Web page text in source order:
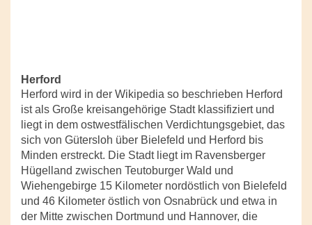
Herford
Herford wird in der Wikipedia so beschrieben Herford
ist als Große kreisangehörige Stadt klassifiziert und
liegt in dem ostwestfälischen Verdichtungsgebiet, das
sich von Gütersloh über Bielefeld und Herford bis
Minden erstreckt. Die Stadt liegt im Ravensberger
Hügelland zwischen Teutoburger Wald und
Wiehengebirge 15 Kilometer nordöstlich von Bielefeld
und 46 Kilometer östlich von Osnabrück und etwa in
der Mitte zwischen Dortmund und Hannover, die